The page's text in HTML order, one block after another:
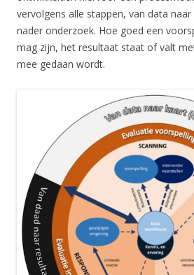
vervolgens alle stappen, van data
nader onderzoek. Hoe goed een
mag zijn, het resultaat staat of valt
mee gedaan wordt.